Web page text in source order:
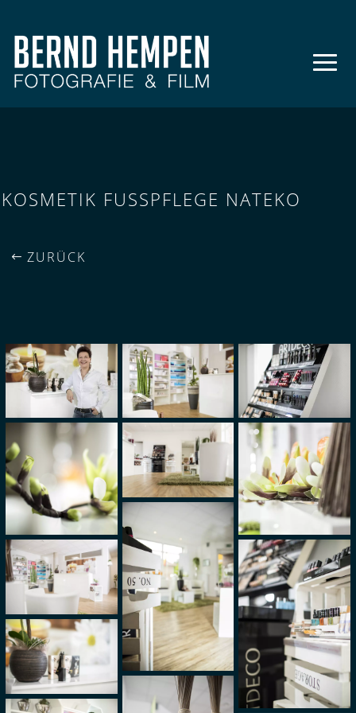
KOSMETIK FUSSPFLEGE NATEKO
ZURÜCK